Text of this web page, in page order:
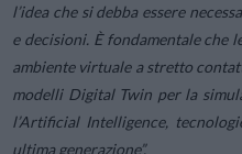
l’idea che si debba essere
e decisioni. È fondamentale che
ambiente virtuale a stretto
modelli Digital Twin per la
l’Artificial Intelligence,
ultima generazione”.